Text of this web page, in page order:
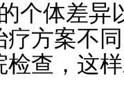
体差异
疗方案不
检查，这